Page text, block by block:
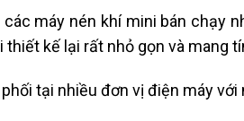
máy nén khí mini bán chạy
kế lại rất nhỏ gọn và mang
tại nhiều đơn vị điện máy